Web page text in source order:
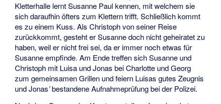
Kletterhalle lernt Susanne Paul kennen, mit welchem sie
sich daraufhin öfters zum Klettern trifft. Schließlich kommt
es zu einem Kuss. Als Christoph von seiner Reise
zurückkommt, gesteht er Susanne doch nicht geheiratet zu
haben, weil er nicht frei sei, da er immer noch etwas für
Susanne empfinde. Am Ende treffen sich Susanne und
Christoph mit Luisa und Jonas bei Charlotte und Georg
zum gemeinsamen Grillen und feiern Luisas gutes Zeugnis
und Jonas’bestandene Aufnahmeprüfung bei der Polizei.